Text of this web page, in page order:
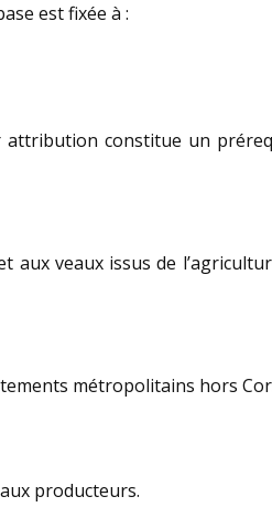
est fixée à :
constitue un
aux veaux issus de
métropolitains hors
producteurs.